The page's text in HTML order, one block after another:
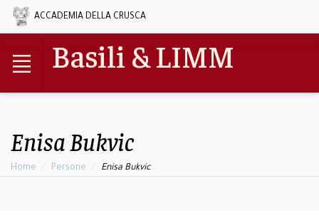
ACCADEMIA DELLA CRUSCA
Basili & LIMM
Enisa Bukvic
Home Persone Enisa Bukvic